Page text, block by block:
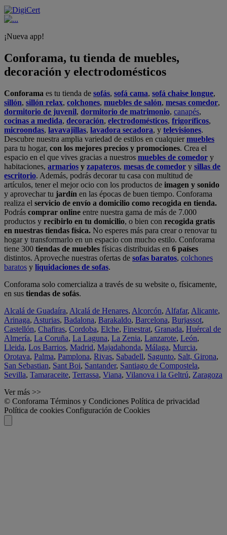
¡Nueva app!
Conforama, tu tienda de muebles,
decoración y electrodomésticos
Conforama es tu tienda de sofás, sofá cama, sofá chaise longue,
sillón, sillón relax, colchones, muebles de salón, mesas comedor,
dormitorio de juvenil, dormitorio de matrimonio, canapés,
cocinas a medida, decoración, electrodomésticos, frigoríficos,
microondas, lavavajillas, lavadora secadora, y televisiones.
Descubre nuestra amplia variedad de estilos en cualquiermuebles
para tu hogar, con los mejores precios y promociones. Crea el
espacio en el que vives gracias a nuestros muebles de comedor y
habitaciones, armarios y zapateros, mesas de comedor y sillas de
escritorio. Además, podrás decorar tu casa con multitud de
artículos, tener el mejor ocio con los productos de imagen y sonido
y aprovechar tu jardín en las épocas de buen tiempo. Conforama
realiza el servicio de envío a domicilio como recogida en tienda.
Podrás comprar online entre nuestra gama de más de 7.000
productos y recibirlo en tu domicilio, o bien con recogida gratis
en nuestras tiendas física. No esperes más para crear o renovar tu
hogar y transformarlo en un espacio con mucho estilo. Conforama
tiene 300 tiendas de muebles físicas distribuidas en 6 países
distintos. Aproveche nuestras ofertas de sofas baratos, colchones
baratos y liquidaciones de sofas.
Conforama solo comercializa a través de su website o, físicamente,
en sus tiendas de sofás.
Alcalá de Guadaíra, Alcalá de Henares, Alcorcón, Alfafar, Alicante,
Arinaga, Asturias, Badalona, Barakaldo, Barcelona, Burjassot,
Castellón, Chafiras, Cordoba, Elche, Finestrat, Granada, Huércal de
Almería, La Coruña, La Laguna, La Zenia, Lanzarote, León,
Lleida, Los Barrios, Madrid, Majadahonda, Málaga, Murcia,
Orotava, Palma, Pamplona, Rivas, Sabadell, Sagunto, Salt, Girona,
San Sebastian, Sant Boi, Santander, Santiago de Compostela,
Sevilla, Tamaraceite, Terrassa, Viana, Vilanova i la Geltrú, Zaragoza
Ver más >>
© Conforama Términos y Condiciones Política de privacidad
Política de cookies Configuración de Cookies